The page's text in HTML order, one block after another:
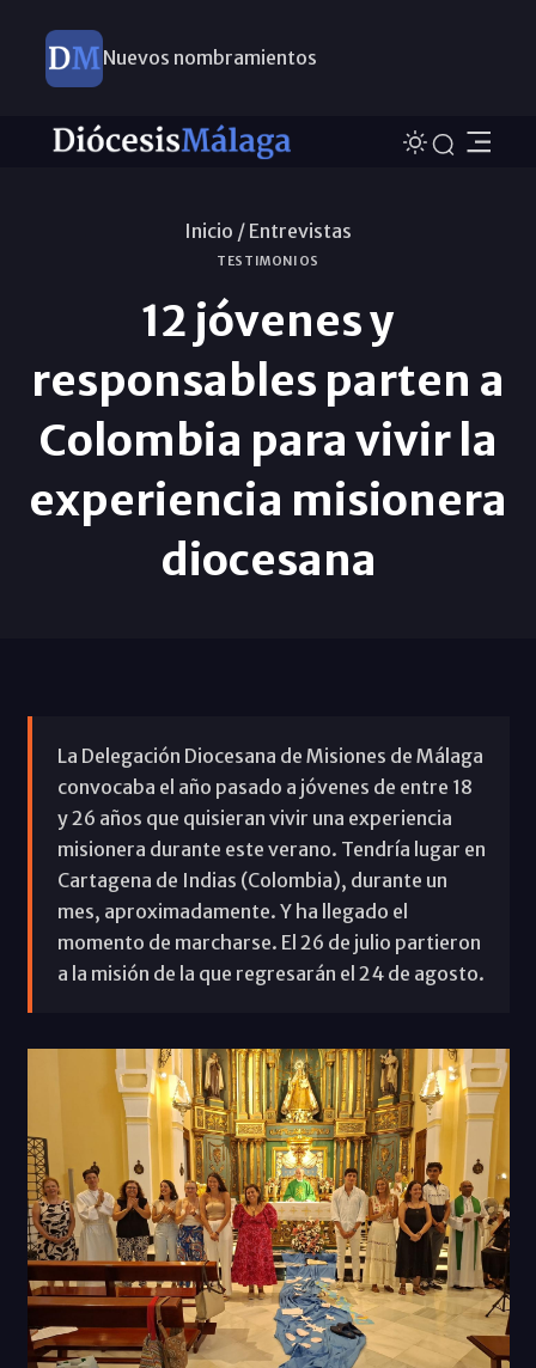
Nuevos nombramientos
Inicio / Entrevistas
TESTIMONIOS
12 jóvenes y
responsables parten a
Colombia para vivir la
experiencia misionera
diocesana
La Delegación Diocesana de Misiones de Málaga
convocaba el año pasado a jóvenes de entre 18
y 26 años que quisieran vivir una experiencia
misionera durante este verano. Tendría lugar en
Cartagena de Indias (Colombia), durante un
mes, aproximadamente. Y ha llegado el
momento de marcharse. El 26 de julio partieron
a la misión de la que regresarán el 24 de agosto.